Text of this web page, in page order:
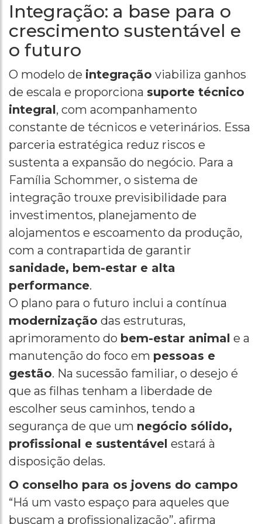
Integração: a base para o
crescimento sustentável e
o futuro
O modelo de integração viabiliza ganhos
de escala e proporciona suporte técnico
integral , com acompanhamento
constante de técnicos e veterinários. Essa
parceria estratégica reduz riscos e
sustenta a expansão do negócio. Para a
Família Schommer, o sistema de
integração trouxe previsibilidade para
investimentos, planejamento de
alojamentos e escoamento da produção,
com a contrapartida de garantir
sanidade, bem-estar e alta
performance.
O plano para o futuro inclui a contínua
modernização das estruturas,
aprimoramento do bem-estar animal e a
manutenção do foco em pessoas e
gestão. Na sucessão familiar, o desejo é
que as filhas tenham a liberdade de
escolher seus caminhos, tendo a
segurança de que um negócio sólido,
profissional e sustentável estará à
disposição delas.
O conselho para os jovens do campo
“Há um vasto espaço para aqueles que
buscam a profissionalização”, afirma